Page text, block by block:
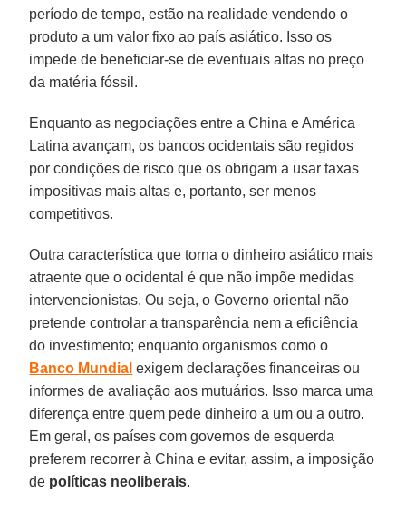
período de tempo, estão na realidade vendendo o
produto a um valor fixo ao país asiático. Isso os
impede de beneficiar-se de eventuais altas no preço
da matéria fóssil.
Enquanto as negociações entre a China e América
Latina avançam, os bancos ocidentais são regidos
por condições de risco que os obrigam a usar taxas
impositivas mais altas e, portanto, ser menos
competitivos.
Outra característica que torna o dinheiro asiático mais
atraente que o ocidental é que não impõe medidas
intervencionistas. Ou seja, o Governo oriental não
pretende controlar a transparência nem a eficiência
do investimento; enquanto organismos como o
Banco Mundial exigem declarações financeiras ou
informes de avaliação aos mutuários. Isso marca uma
diferença entre quem pede dinheiro a um ou a outro.
Em geral, os países com governos de esquerda
preferem recorrer à China e evitar, assim, a imposição
de políticas neoliberais.